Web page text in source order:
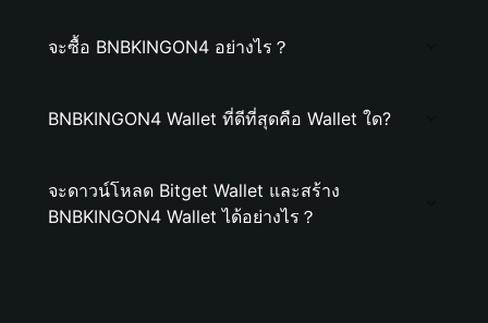
จะซื้อ BNBKINGON4 อย่างไร？
BNBKINGON4 Wallet ที่ดีที่สุดคือ Wallet ใด?
จะดาวน์โหลด Bitget Wallet และสร้าง
BNBKINGON4 Wallet ได้อย่างไร？